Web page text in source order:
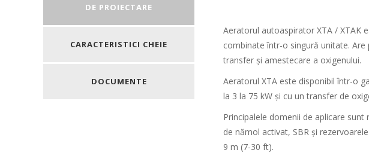
DE PROIECTARE
CARACTERISTICI CHEIE
DOCUMENTE
Aeratorul autoaspirator XTA / XTAK
combinate într-o singură unitate. Are
transfer și amestecare a oxigenului.
Aeratorul XTA este disponibil într-o
la 3 la 75 kW și cu un transfer de
Principalele domenii de aplicare
de nămol activat, SBR și
9 m (7-30 ft).